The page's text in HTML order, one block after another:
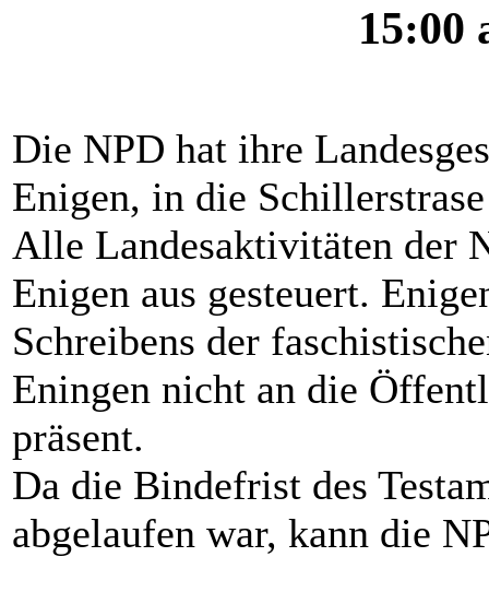
15:00
Die NPD hat ihre
Enigen, in die
Alle Landesaktivitäten der
Enigen aus gesteuert.
Schreibens der
Eningen nicht an die
präsent.
Da die Bindefrist des
abgelaufen war, kann die